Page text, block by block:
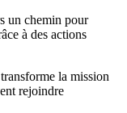
un chemin pour
à des actions
la mission
rejoindre